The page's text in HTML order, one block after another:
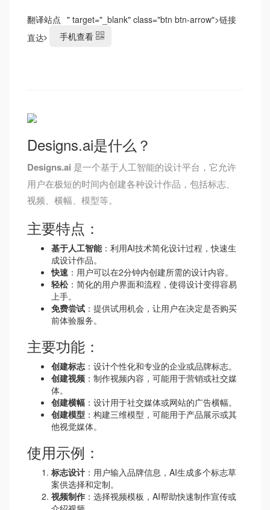
翻译站点 " target="_blank" class="btn btn-arrow">链接
直达
手机查看
Designs.ai是什么？
Designs.ai 是一个基于人工智能的设计平台，它允许
用户在极短的时间内创建各种设计作品，包括标志、
视频、横幅、模型等。
主要特点：
基于人工智能：利用AI技术简化设计过程，快速生
成设计作品。
快速 ：用户可以在2分钟内创建所需的设计内容。
轻松：简化的用户界面和流程，使得设计变得容易
上手。
免费尝试 ：提供试用机会，让用户在决定是否购买
前体验服务。
主要功能：
创建标志 ：设计个性化和专业的企业或品牌标志。
创建视频 ：制作视频内容，可能用于营销或社交媒
体。
创建横幅 ：设计用于社交媒体或网站的广告横幅。
创建模型 ：构建三维模型，可能用于产品展示或其
他视觉媒体。
使用示例：
标志设计 ：用户输入品牌信息，AI生成多个标志草
案供选择和定制。
视频制作 ：选择视频模板，AI帮助快速制作宣传或